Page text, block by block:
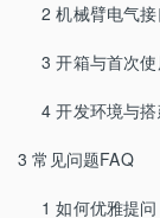
2 机械臂电气接
3 开箱与首次
4 开发环境与
3 常见问题FAQ
1 如何优雅提问